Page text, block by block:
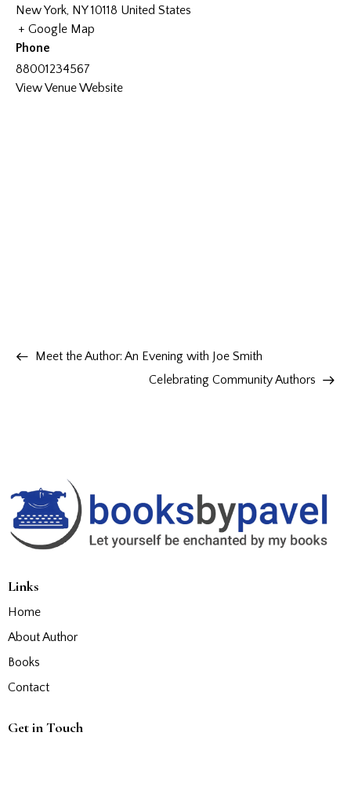
New York, NY 10118 United States
+ Google Map
Phone
88001234567
View Venue Website
Meet the Author: An Evening with Joe Smith
Celebrating Community Authors
Links
Home
About Author
Books
Contact
Get in Touch